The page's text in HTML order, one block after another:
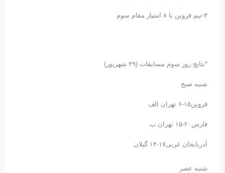
۳-تیم قزوین با ۸ امتیاز مقام سوم
*نتایج روز سوم مسابقات (۲۹ شهریور)
شنبه صبح
قزوین۱۵-۶ تهران الف
فارس۲۰-۱۵ تهران ب
آذربایجان غربی۱۷-۱۴ گیلان
شنبه عصر